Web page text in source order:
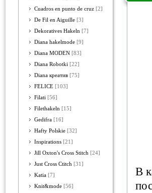
Cuadros en punto de cruz [2]
De Fil en Aiguille [3]
Dekoratives Hakeln [7]
Diana hakelmode [9]
Diana MODEN [83]
Diana Robotki [22]
Diana креатив [75]
FELICE [103]
Filati [56]
Filethakeln [15]
Gedifra [16]
Hafty Polskie [32]
Inspirations [21]
Jill Oxton's Cross Stitch [24]
Just Cross Ctitch [31]
Katia [7]
Knit&mode [56]
В